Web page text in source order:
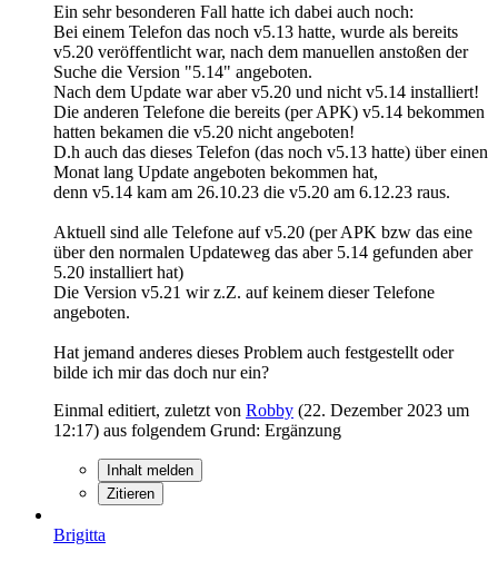
Ein sehr besonderen Fall hatte ich dabei auch noch:
Bei einem Telefon das noch v5.13 hatte, wurde als bereits
v5.20 veröffentlicht war, nach dem manuellen anstoßen der
Suche die Version "5.14" angeboten.
Nach dem Update war aber v5.20 und nicht v5.14 installiert!
Die anderen Telefone die bereits (per APK) v5.14 bekommen
hatten bekamen die v5.20 nicht angeboten!
D.h auch das dieses Telefon (das noch v5.13 hatte) über einen
Monat lang Update angeboten bekommen hat,
denn v5.14 kam am 26.10.23 die v5.20 am 6.12.23 raus.
Aktuell sind alle Telefone auf v5.20 (per APK bzw das eine
über den normalen Updateweg das aber 5.14 gefunden aber
5.20 installiert hat)
Die Version v5.21 wir z.Z. auf keinem dieser Telefone
angeboten.
Hat jemand anderes dieses Problem auch festgestellt oder
bilde ich mir das doch nur ein?
Einmal editiert, zuletzt von Robby (22. Dezember 2023 um
12:17) aus folgendem Grund: Ergänzung
Inhalt melden
Zitieren
Brigitta